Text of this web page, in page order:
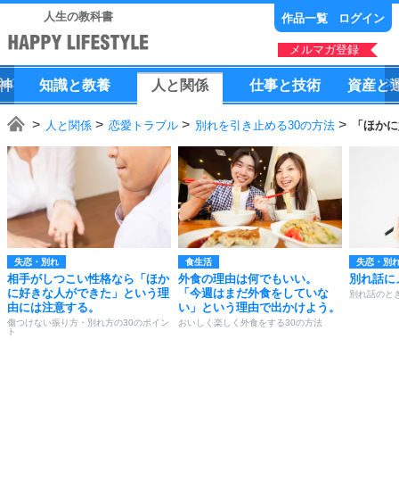
人生の教科書 作品一覧 ログイン
メルマガ登録
知識と教養 人 と 関係 仕事と技術 資産と
人と関係 恋愛トラブル 別れを引き止める30の方法 「ほか
失恋・別れ
相手がしつこい性格なら「ほか
に好きな人ができた」という理
由には注意する。
傷つけない振り方・別れ方の30のポイン
ト
食生活
外食の理由は何でもいい。
「今週はまだ外食をしていな
い」という理由で出かけよう。
おいしく楽しく外食をする30の方法
失恋・別
別れ話
別れ話のと